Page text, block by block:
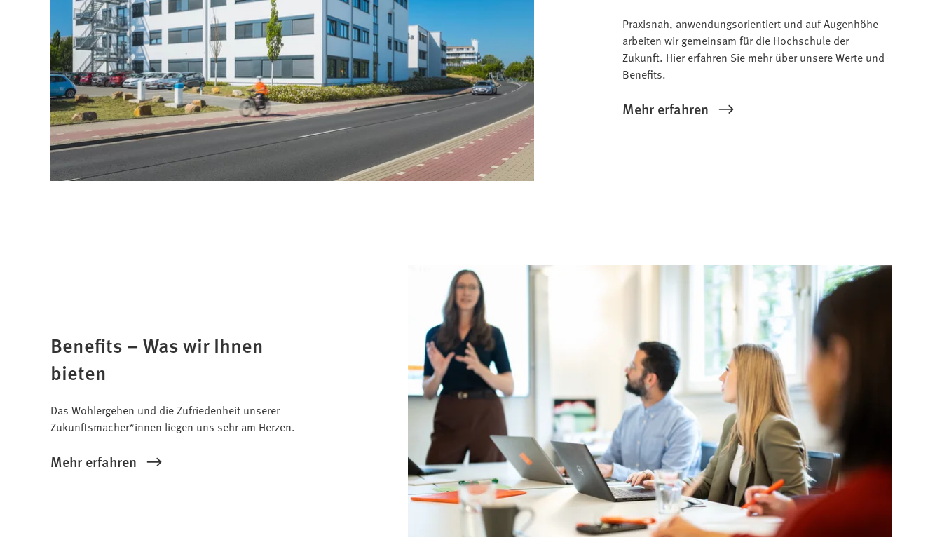
Praxisnah, anwendungsorientiert und auf Augenhöhe
arbeiten wir gemeinsam für die Hochschule der
Zukunft. Hier erfahren Sie mehr über unsere Werte und
Benefits.
Mehr erfahren
Benefits – Was wir Ihnen
bieten
Das Wohlergehen und die Zufriedenheit unserer
Zukunftsmacher*innen liegen uns sehr am Herzen.
Mehr erfahren